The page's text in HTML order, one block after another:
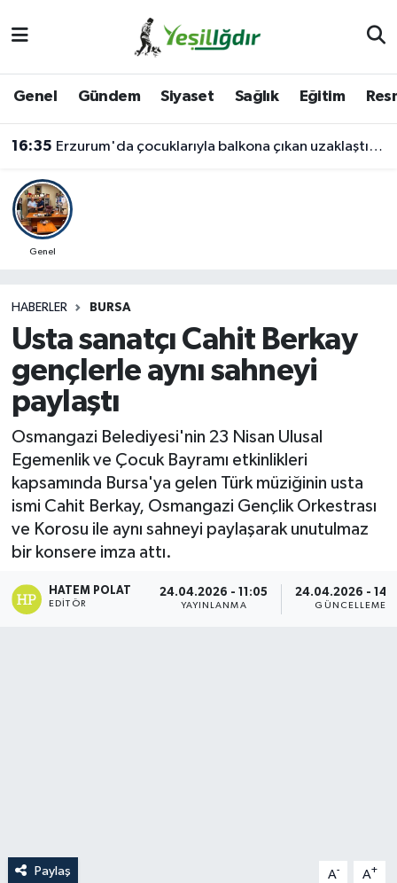
Genel Gündem Siyaset Sağlık Eğitim
16:35 Erzurum'da çocuklarıyla balkona çıkan uzaklaştırma kararlı koca ikna edildi
Genel
HABERLER BURSA
Usta sanatçı Cahit Berkay
gençlerle aynı sahneyi
paylaştı
Osmangazi Belediyesi'nin 23 Nisan Ulusal
Egemenlik ve Çocuk Bayramı etkinlikleri
kapsamında Bursa'ya gelen Türk müziğinin usta
ismi Cahit Berkay, Osmangazi Gençlik Orkestrası
ve Korosu ile aynı sahneyi paylaşarak unutulmaz
bir konsere imza attı.
HATEM POLAT
EDITÖR
24.04.2026 - 11:05
YAYINLANMA
24.04.2026 -
GÜNCELLEME
Paylaş A- A+
İğdir Namaz Vakitleri
Iğdır Trafik Yoğunluk Haritası
Süper Lig Puan Durumu ve Fikstür
Son Dakika Haberleri
Haber Arşivi